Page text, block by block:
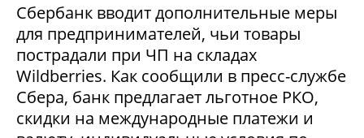
Сбербанк вводит дополнительные меры
для предпринимателей, чьи товары
пострадали при ЧП на складах
Wildberries. Как сообщили в пресс-службе
Сбера, банк предлагает льготное РКО,
скидки на международные платежи и